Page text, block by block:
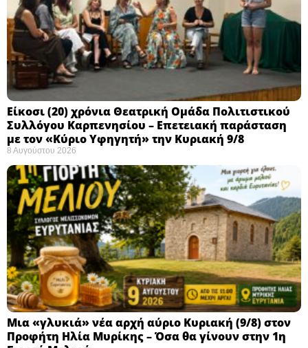
Eίκοσι (20) χρόνια Θεατρική Ομάδα Πολιτιστικού
Συλλόγου Καρπενησίου – Επετειακή παράσταση
με τον «Κύριο Υφηγητή» την Κυριακή 9/8
8 Αυγούστου 2026
Μια «γλυκιά» νέα αρχή αύριο Κυριακή (9/8) στον
Προφήτη Ηλία Μυρίκης – Όσα θα γίνουν στην 1η